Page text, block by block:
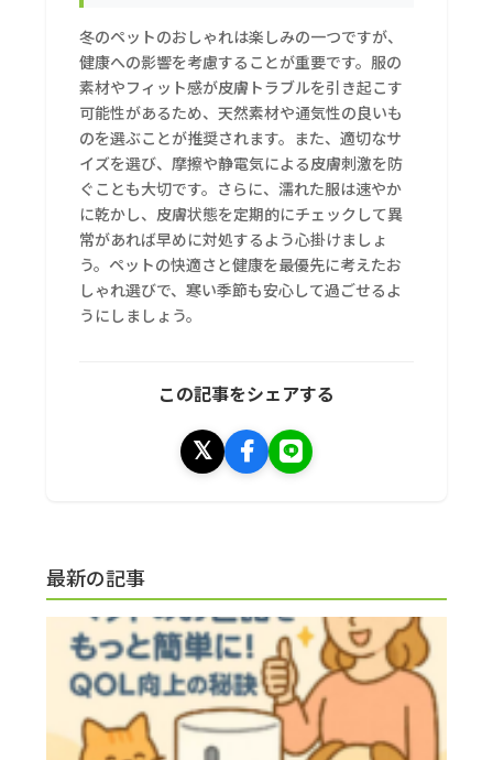
冬のペットのおしゃれは楽しみの一つですが、
健康への影響を考慮することが重要です。服の
素材やフィット感が皮膚トラブルを引き起こす
可能性があるため、天然素材や通気性の良いも
のを選ぶことが推奨されます。また、適切なサ
イズを選び、摩擦や静電気による皮膚刺激を防
ぐことも大切です。さらに、濡れた服は速やか
に乾かし、皮膚状態を定期的にチェックして異
常があれば早めに対処するよう心掛けましょ
う。ペットの快適さと健康を最優先に考えたお
しゃれ選びで、寒い季節も安心して過ごせるよ
うにしましょう。
この記事をシェアする
最新の記事